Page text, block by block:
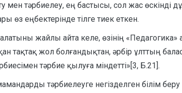
тәрбиелеу, ең бастысы, сол жас өскінді
өз еңбектерінде тілге тиек еткен.
жайлы айта келе, өзінің «Педагогика»
тақтақ жол болғандықтан, әрбір ұлттың
тәрбие қылуға міндетті»[3, Б.21].
тәрбиелеуге негізделген білім